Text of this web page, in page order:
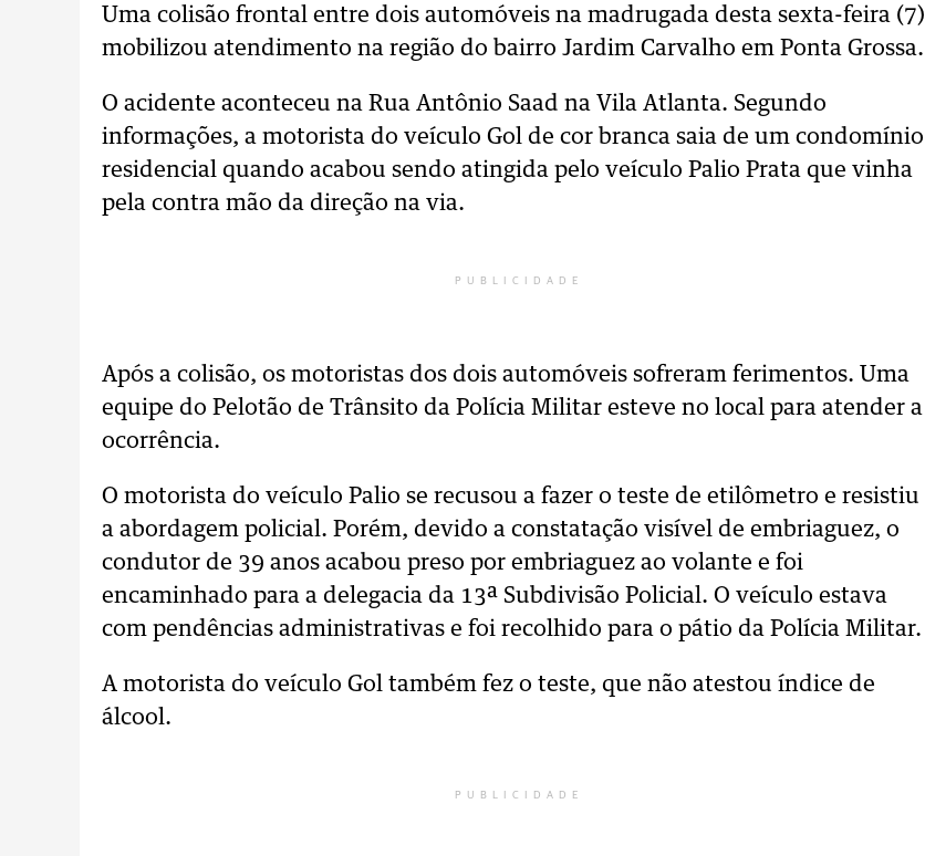
Uma colisão frontal entre dois automóveis na madrugada desta sexta-feira (7)
mobilizou atendimento na região do bairro Jardim Carvalho em Ponta Grossa.
O acidente aconteceu na Rua Antônio Saad na Vila Atlanta. Segundo
informações, a motorista do veículo Gol de cor branca saia de um condomínio
residencial quando acabou sendo atingida pelo veículo Palio Prata que vinha
pela contra mão da direção na via.
PUBLICIDADE
Após a colisão, os motoristas dos dois automóveis sofreram ferimentos. Uma
equipe do Pelotão de Trânsito da Polícia Militar esteve no local para atender a
ocorrência.
O motorista do veículo Palio se recusou a fazer o teste de etilômetro e resistiu
a abordagem policial. Porém, devido a constatação visível de embriaguez, o
condutor de 39 anos acabou preso por embriaguez ao volante e foi
encaminhado para a delegacia da 13ª Subdivisão Policial. O veículo estava
com pendências administrativas e foi recolhido para o pátio da Polícia Militar.
A motorista do veículo Gol também fez o teste, que não atestou índice de
álcool.
PUBLICIDADE